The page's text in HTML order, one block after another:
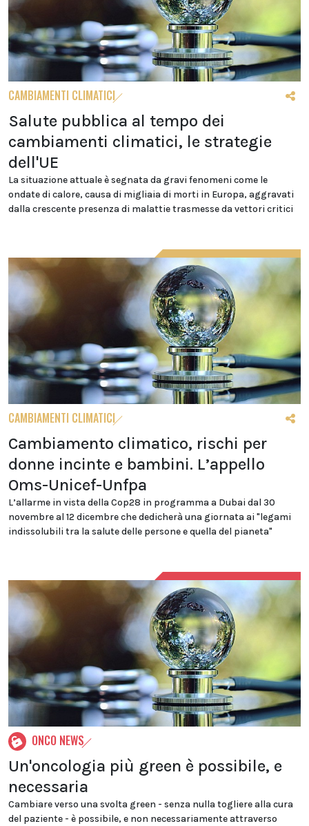
CAMBIAMENTI CLIMATICI
Salute pubblica al tempo dei
cambiamenti climatici, le strategie
dell'UE
La situazione attuale è segnata da gravi fenomeni come le
ondate di calore, causa di migliaia di morti in Europa, aggravati
dalla crescente presenza di malattie trasmesse da vettori critici
CAMBIAMENTI CLIMATICI
Cambiamento climatico, rischi per
donne incinte e bambini. L’appello
Oms-Unicef-Unfpa
L’allarme in vista della Cop28 in programma a Dubai dal 30
novembre al 12 dicembre che dedicherà una giornata ai "legami
indissolubili tra la salute delle persone e quella del pianeta"
ONCO NEWS
Un'oncologia più green è possibile, e
necessaria
Cambiare verso una svolta green - senza nulla togliere alla cura
del paziente - è possibile, e non necessariamente attraverso